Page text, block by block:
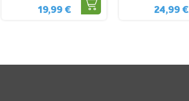
19,99 € 24,99 €